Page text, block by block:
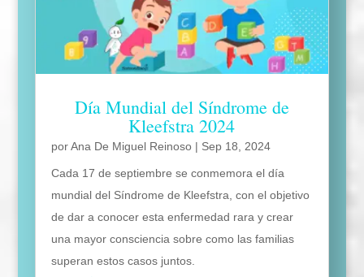
Día Mundial del Síndrome de
Kleefstra 2024
porAna De Miguel Reinoso| Sep 18, 2024
Cada 17 de septiembre se conmemora el día
mundial del Síndrome de Kleefstra, con el objetivo
de dar a conocer esta enfermedad rara y crear
una mayor consciencia sobre como las familias
superan estos casos juntos.